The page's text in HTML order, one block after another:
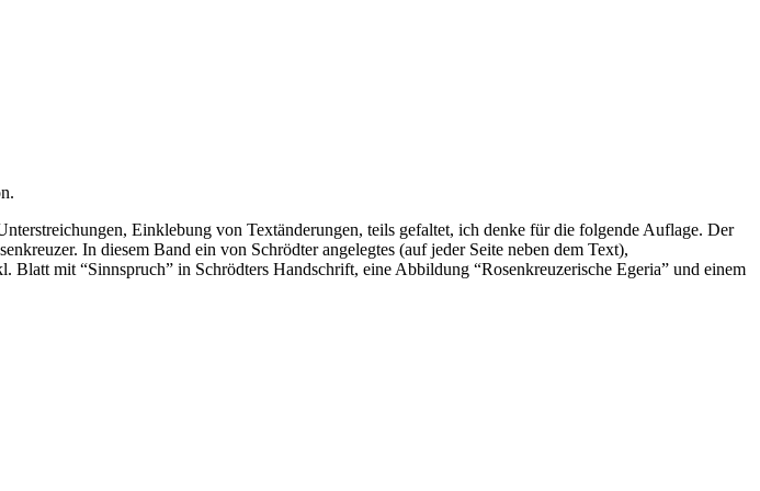
Einklebung von Textänderungen, teils gefaltet, ich denke für die folgende Auflage. Der
In diesem Band ein von Schrödter angelegtes (auf jeder Seite neben dem Text),
mit “Sinnspruch” in Schrödters Handschrift, eine Abbildung “Rosenkreuzerische Egeria” und einem